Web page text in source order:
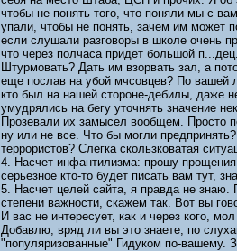
чтобы не понять того, что поняли мы с
упали, чтобы не понять, зачем им может
если слушали разговоры в школе очень
что через полчаса придет большой
Штурмовать? Дать им взорвать зал, а
еще послав на убой мчсовцев? По вашей
кто был на нашей стороне-дебилы, даже
умудрялись на бегу уточнять значение
Прозевали их замысел вообщем. Просто
ну или не все. Что бы могли
террористов? Слегка скользковатая
4. Насчет инфантилизма: прошу
серьезное кто-то будет писать вам тут,
5. Насчет целей сайта, я правда не знаю.
степени важности, скажем так. Вот вы
И вас не интересует, как и через кого,
Добавлю, вряд ли вы это знаете, по
"популяризованные" Гидуком по-вашему.